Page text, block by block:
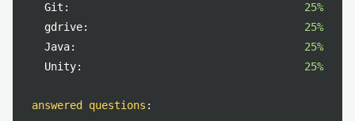
Git:
25%
gdrive:
25%
Java:
25%
Unity:
25%
answered questions :